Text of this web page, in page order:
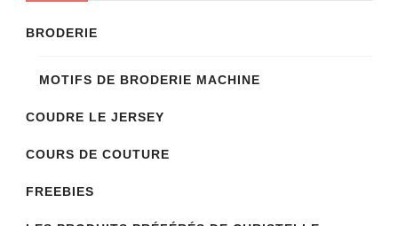
BRODERIE
MOTIFS DE BRODERIE MACHINE
COUDRE LE JERSEY
COURS DE COUTURE
FREEBIES